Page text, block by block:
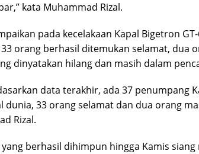
kata Muhammad Rizal.
pada kecelakaan Kapal Bigetron
orang berhasil ditemukan selamat, dua
dinyatakan hilang dan masih dalam
data terakhir, ada 37 penumpang
dunia, 33 orang selamat dan dua orang
Rizal.
berhasil dihimpun hingga Kamis